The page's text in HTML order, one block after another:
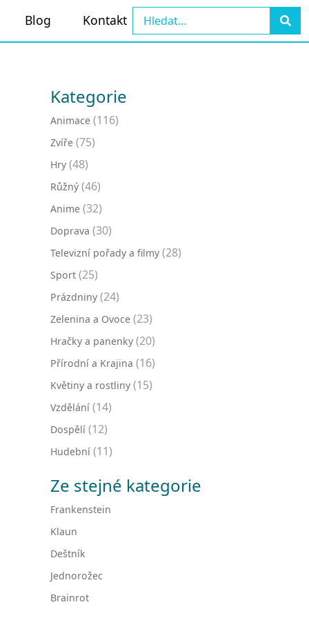
Blog Kontakt
Kategorie
Animace (116)
Zvíře (75)
Hry (48)
Růžný (46)
Anime (32)
Doprava (30)
Televizní pořady a filmy (28)
Sport (25)
Prázdniny (24)
Zelenina a Ovoce (23)
Hračky a panenky (20)
Přírodní a Krajina (16)
Květiny a rostliny (15)
Vzdělání (14)
Dospělí (12)
Hudební (11)
Ze stejné kategorie
Frankenstein
Klaun
Deštník
Jednorožec
Brainrot